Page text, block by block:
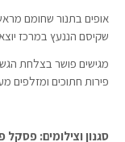
שקיסם הננעץ במרכז יוצא
מגישים פושר בצלחת
פירות חתוכים ומזלפים
סגנון וצילומים: פסקל